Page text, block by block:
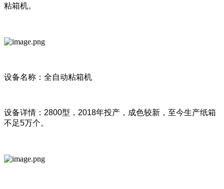
粘箱机。
设备名称：全自动粘箱机
设备详情：2800型，2018年投产，成色较新，至今生产纸箱
不足5万个。